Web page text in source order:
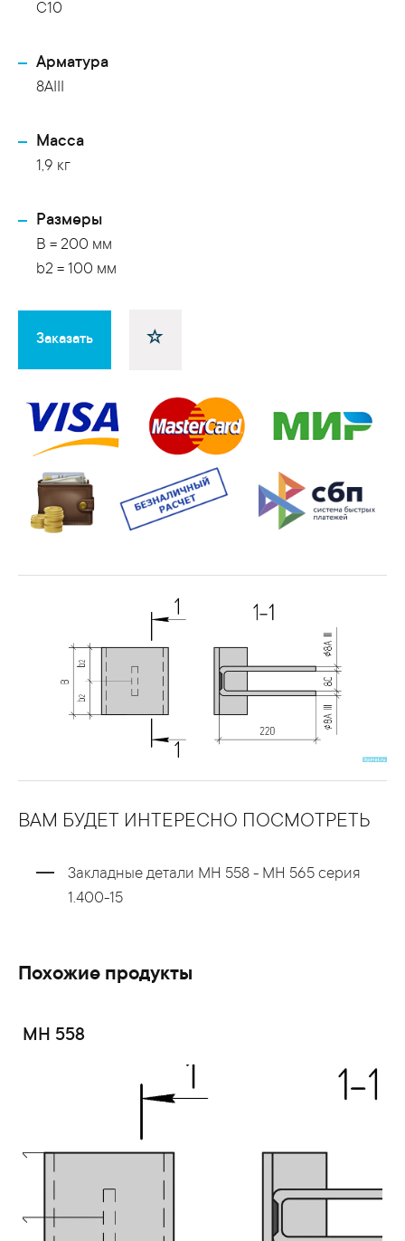
С10
Арматура
8AIII
Масса
1,9 кг
Размеры
B = 200 мм
b2 = 100 мм
Заказать
ВАМ БУДЕТ ИНТЕРЕСНО ПОСМОТРЕТЬ
Закладные детали МН 558 - МН 565 серия
1.400-15
Похожие продукты
МН 558